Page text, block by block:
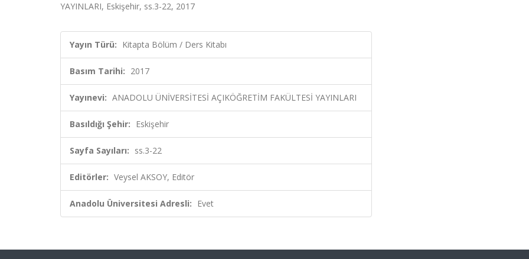
YAYINLARI, Eskişehir, ss.3-22, 2017
Yayın Türü: Kitapta Bölüm / Ders Kitabı
Basım Tarihi: 2017
Yayınevi: ANADOLU ÜNİVERSİTESİ AÇIKÖĞRETİM FAKÜLTESİ YAYINLARI
Basıldığı Şehir: Eskişehir
Sayfa Sayıları: ss.3-22
Editörler: Veysel AKSOY, Editör
Anadolu Üniversitesi Adresli: Evet